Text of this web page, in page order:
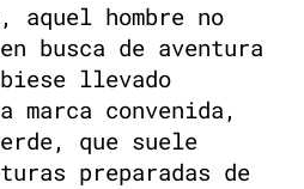
aquel hombre no
busca de aventura
llevado
convenida,
que suele
preparadas de